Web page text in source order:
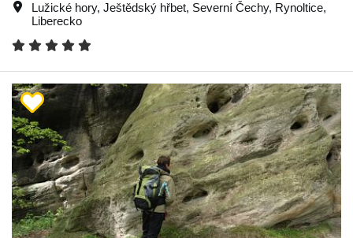
Lužické hory, Ještědský hřbet, Severní Čechy, Rynoltice,
Liberecko